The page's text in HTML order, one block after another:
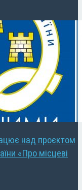
над проєктом
«Про місцеві